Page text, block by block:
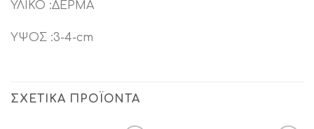
ΥΛΙΚΟ :ΔΕΡΜΑ
ΥΨΟΣ :3-4-cm
ΣΧΕΤΙΚΆ ΠΡΟΪΌΝΤΑ